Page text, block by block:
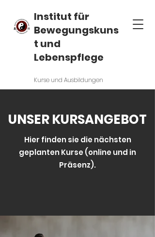
Institut für
Bewegungskuns
t und
Lebenspflege
Kurse und Ausbildungen
UNSER KURSANGEBOT
Hier finden sie die nächsten
geplanten Kurse (online und in
Präsenz).